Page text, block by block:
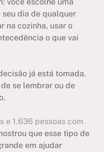
dia de qualquer
na cozinha, usar o
o que vai
já está tomada.
se lembrar ou de
e 1.636 pessoas com
que esse tipo de
em ajudar